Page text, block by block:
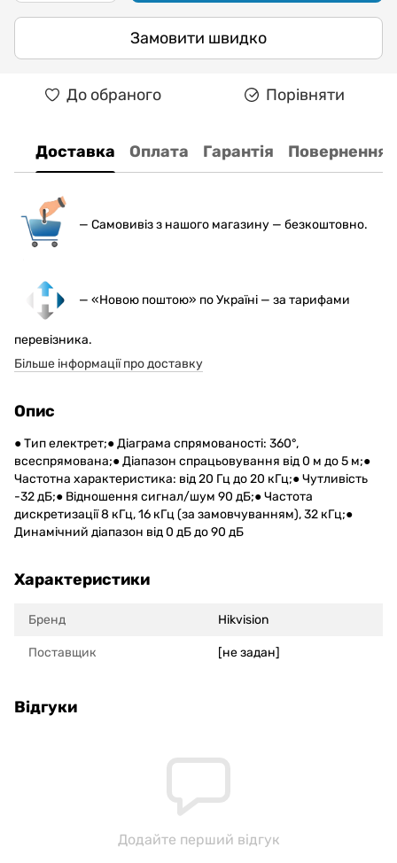
Замовити швидко
До обраного Порівняти
Доставка Оплата Гарантія Повернення
— Самовивіз з нашого магазину — безкоштовно.
— «Новою поштою» по Україні — за тарифами
перевізника.
Більше інформації про доставку
Опис
● Тип електрет;● Діаграма спрямованості: 360°,
всеспрямована;● Діапазон спрацьовування від 0 м до 5 м;●
Частотна характеристика: від 20 Гц до 20 кГц;● Чутливість
-32 дБ;● Відношення сигнал/шум 90 дБ;● Частота
дискретизації 8 кГц, 16 кГц (за замовчуванням), 32 кГц;●
Динамічний діапазон від 0 дБ до 90 дБ
Характеристики
Бренд Hikvision
Поставщик [не задан]
Відгуки
Додайте перший відгук